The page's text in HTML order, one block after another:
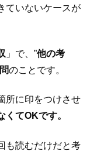
ていないケースが
」で、”他の考
のことです。
所に印をつけさせ
くてOKです。
も読むだけだと考